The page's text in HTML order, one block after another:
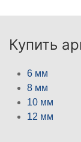
Купить
6 мм
8 мм
10 мм
12 мм